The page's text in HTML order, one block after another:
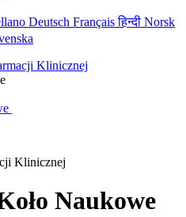
Deutsch Françaisहिन्दी Norsk
Klinicznej
Klinicznej
Naukowe